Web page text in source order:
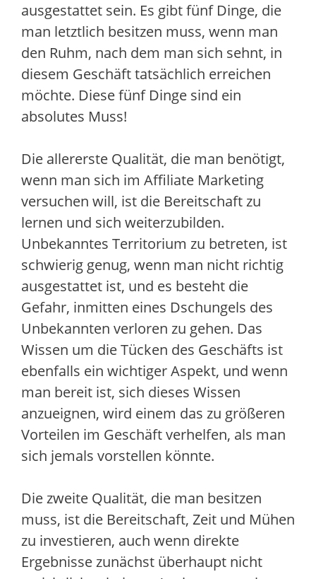
ausgestattet sein. Es gibt fünf Dinge, die
man letztlich besitzen muss, wenn man
den Ruhm, nach dem man sich sehnt, in
diesem Geschäft tatsächlich erreichen
möchte. Diese fünf Dinge sind ein
absolutes Muss!
Die allererste Qualität, die man benötigt,
wenn man sich im Affiliate Marketing
versuchen will, ist die Bereitschaft zu
lernen und sich weiterzubilden.
Unbekanntes Territorium zu betreten, ist
schwierig genug, wenn man nicht richtig
ausgestattet ist, und es besteht die
Gefahr, inmitten eines Dschungels des
Unbekannten verloren zu gehen. Das
Wissen um die Tücken des Geschäfts ist
ebenfalls ein wichtiger Aspekt, und wenn
man bereit ist, sich dieses Wissen
anzueignen, wird einem das zu größeren
Vorteilen im Geschäft verhelfen, als man
sich jemals vorstellen könnte.
Die zweite Qualität, die man besitzen
muss, ist die Bereitschaft, Zeit und Mühen
zu investieren, auch wenn direkte
Ergebnisse zunächst überhaupt nicht